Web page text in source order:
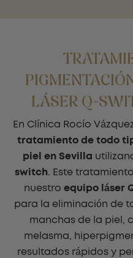
LÁSER Q-
En Clínica Rocío
tratamiento de todo
piel en Sevilla
switch. Este
nuestro equipo láser
para la eliminación de
manchas de la piel,
melasma,
resultados rápidos y